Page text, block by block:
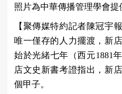
照片為中華傳播管理學會提
【聚傳媒特約記者陳冠宇
唯一僅存的人力擺渡，新
始於光緒七年（西元1881
店文史新書考證指出，新
個甲子。